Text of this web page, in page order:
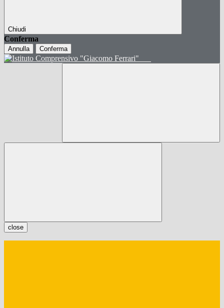
Chiudi
Conferma
Annulla Conferma
close